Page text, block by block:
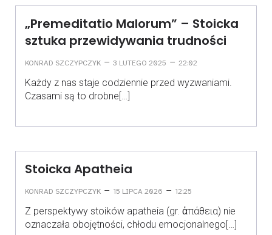
„Premeditatio Malorum” – Stoicka
sztuka przewidywania trudności
KONRAD SZCZYPCZYK – 3 LUTEGO 2025 – 22:02
Każdy z nas staje codziennie przed wyzwaniami.
Czasami są to drobne[…]
Stoicka Apatheia
KONRAD SZCZYPCZYK – 15 LIPCA 2026 – 12:25
Z perspektywy stoików apatheia (gr. ἀπάθεια) nie
oznaczała obojętności, chłodu emocjonalnego[…]